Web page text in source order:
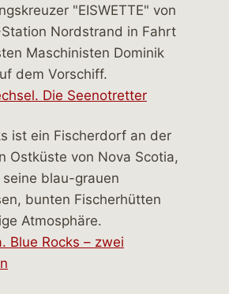
Die Seenotretter
Blue Rocks – zwei